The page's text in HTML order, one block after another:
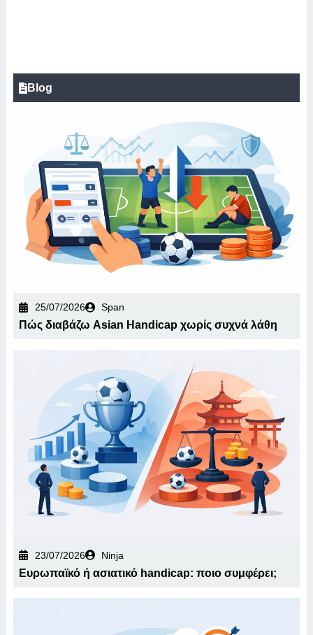
Blog
25/07/2026 Span
Πώς διαβάζω Asian Handicap χωρίς συχνά λάθη
23/07/2026 Ninja
Ευρωπαϊκό ή ασιατικό handicap: ποιο συμφέρει;